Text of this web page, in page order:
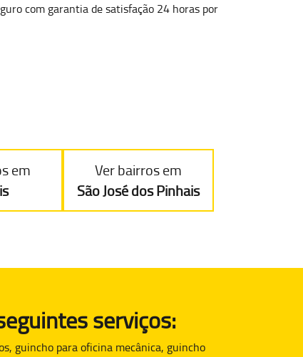
com garantia de satisfação 24 horas por
em
Ver bairros em
São José dos Pinhais
serviços:
guincho para oficina mecânica, guincho